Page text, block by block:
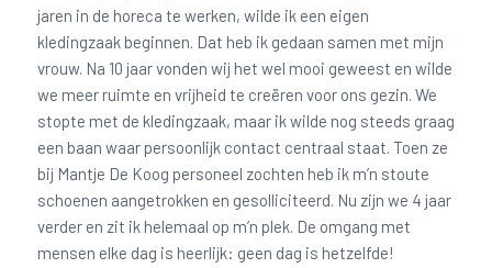
jaren in de horeca te werken, wilde ik een eigen
kledingzaak beginnen. Dat heb ik gedaan samen met mijn
vrouw. Na 10 jaar vonden wij het wel mooi geweest en wilde
we meer ruimte en vrijheid te creëren voor ons gezin. We
stopte met de kledingzaak, maar ik wilde nog steeds graag
een baan waar persoonlijk contact centraal staat. Toen ze
bij Mantje De Koog personeel zochten heb ik m’n stoute
schoenen aangetrokken en gesolliciteerd. Nu zijn we 4 jaar
verder en zit ik helemaal op m’n plek. De omgang met
mensen elke dag is heerlijk: geen dag is hetzelfde!